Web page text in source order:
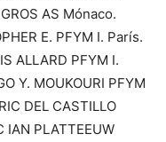
AS Mónaco.
E. PFYM I. París.
ALLARD PFYM I.
Y. MOUKOURI PFYM
DEL CASTILLO
IAN PLATTEEUW